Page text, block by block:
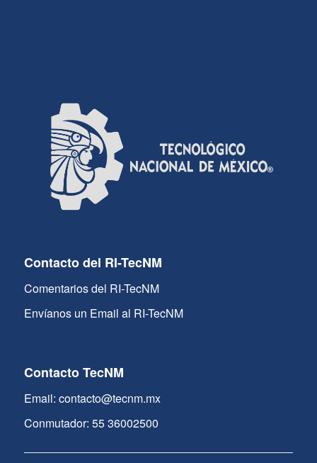
Contacto del RI-TecNM
Comentarios del RI-TecNM
Envíanos un Email al RI-TecNM
Contacto TecNM
Email: contacto@tecnm.mx
Conmutador: 55 36002500